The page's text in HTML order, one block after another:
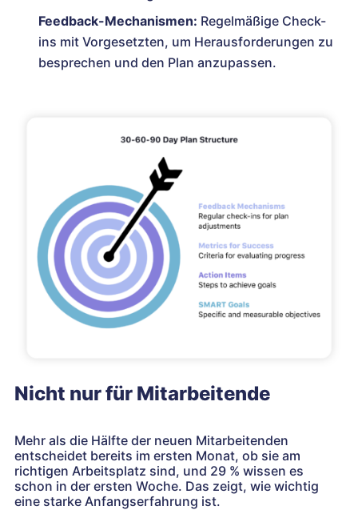
Feedback-Mechanismen: Regelmäßige Check-
ins mit Vorgesetzten, um Herausforderungen zu
besprechen und den Plan anzupassen.
Nicht nur für Mitarbeitende
Mehr als die Hälfte der neuen Mitarbeitenden
entscheidet bereits im ersten Monat, ob sie am
richtigen Arbeitsplatz sind, und 29 % wissen es
schon in der ersten Woche. Das zeigt, wie wichtig
eine starke Anfangserfahrung ist.